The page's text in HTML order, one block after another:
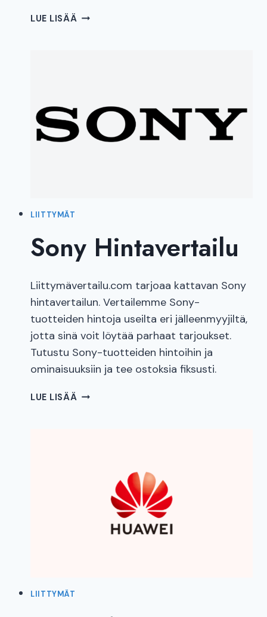
LUE LISÄÄ ZTE
LIITTYMÄT
Sony Hintavertailu
Liittymävertailu.com tarjoaa kattavan Sony
hintavertailun. Vertailemme Sony-
tuotteiden hintoja useilta eri jälleenmyyjiltä,
jotta sinä voit löytää parhaat tarjoukset.
Tutustu Sony-tuotteiden hintoihin ja
ominaisuuksiin ja tee ostoksia fiksusti.
LUE LISÄÄ SONY
LIITTYMÄT